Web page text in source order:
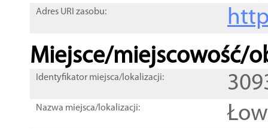
Adres URI zasobu:
Miejsce/miejscowość/
Identyfikator miejsca/lokalizacji:
Nazwa miejsca/lokalizacji: